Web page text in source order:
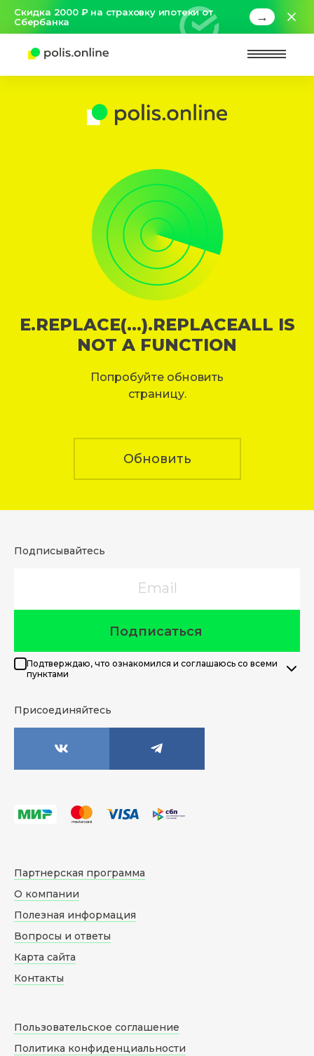
Скидка 2000 ₽ на страховку ипотеки от
Сбербанка
→
E.REPLACE(...).REPLACEALL IS
NOT A FUNCTION
Попробуйте обновить
страницу.
Обновить
Подписывайтесь
Подписаться
Подтверждаю, что ознакомился и соглашаюсь со всеми
пунктами
Присоединяйтесь
Партнерская программа
О компании
Полезная информация
Вопросы и ответы
Карта сайта
Контакты
Пользовательское соглашение
Политика конфиденциальности